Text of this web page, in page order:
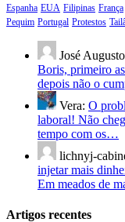
Espanha EUA Filipinas França
Pequim Portugal Protestos
José
Boris, primeiro
depois não o
Vera: O
laboral! Não
tempo com os…
lichnyj-
injetar mais
Em meados de
Artigos recentes